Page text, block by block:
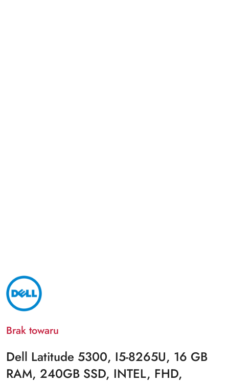
NAZWA
PRODUCENTA:
DELL
Brak towaru
Dell Latitude 5300, I5-8265U, 16 GB
RAM, 240GB SSD, INTEL, FHD,